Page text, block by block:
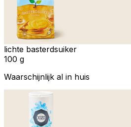
lichte basterdsuiker
100 g
Waarschijnlijk al in huis